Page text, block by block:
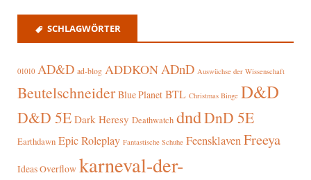
SCHLAGWÖRTER
01010 AD&D ad-blog ADDKONADnD Auswüchse der Wissenschaft
Beutelschneider Blue Planet BTL Christmas Binge D&D
D&D 5E Dark Heresy Deathwatch dndDnD 5E
Earthdawn Epic Roleplay Fantastische Schuhe FeensklavenFreeya
Ideas Overflow karneval-der-